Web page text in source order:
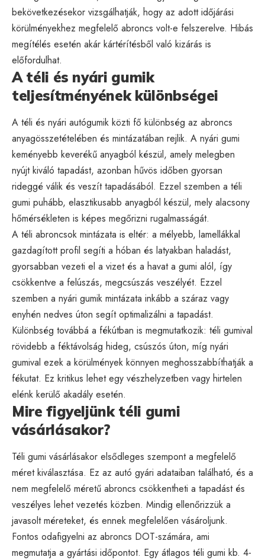
bekövetkezésekor vizsgálhatják, hogy az adott időjárási
körülményekhez megfelelő abroncs volt-e felszerelve. Hibás
megítélés esetén akár kártérítésből való kizárás is
előfordulhat.
A téli és nyári gumik
teljesítményének különbségei
A téli és nyári autógumik közti fő különbség az abroncs
anyagösszetételében és mintázatában rejlik. A nyári gumi
keményebb keverékű anyagból készül, amely melegben
nyújt kiváló tapadást, azonban hűvös időben gyorsan
rideggé válik és veszít tapadásából. Ezzel szemben a téli
gumi puhább, elasztikusabb anyagból készül, mely alacsony
hőmérsékleten is képes megőrizni rugalmasságát.
A téli abroncsok mintázata is eltér: a mélyebb, lamellákkal
gazdagított profil segíti a hóban és latyakban haladást,
gyorsabban vezeti el a vizet és a havat a gumi alól, így
csökkentve a felúszás, megcsúszás veszélyét. Ezzel
szemben a nyári gumik mintázata inkább a száraz vagy
enyhén nedves úton segít optimalizálni a tapadást.
Különbség továbbá a fékútban is megmutatkozik: téli gumival
rövidebb a féktávolság hideg, csúszós úton, míg nyári
gumival ezek a körülmények könnyen meghosszabbíthatják a
fékutat. Ez kritikus lehet egy vészhelyzetben vagy hirtelen
elénk kerülő akadály esetén.
Mire figyeljünk téli gumi
vásárlásakor?
Téli gumi vásárlásakor elsődleges szempont a megfelelő
méret kiválasztása. Ez az autó gyári adataiban található, és a
nem megfelelő méretű abroncs csökkentheti a tapadást és
veszélyes lehet vezetés közben. Mindig ellenőrizzük a
javasolt méreteket, és ennek megfelelően vásároljunk.
Fontos odafigyelni az abroncs DOT-számára, ami
megmutatja a gyártási időpontot. Egy átlagos téli gumi kb. 4-